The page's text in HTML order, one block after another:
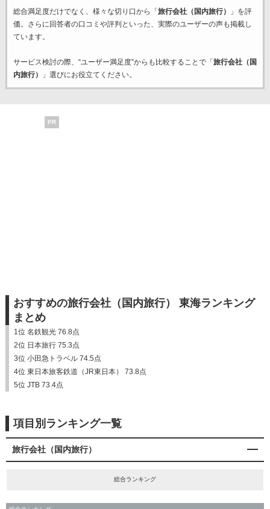
総合満足度だけでなく、様々な切り口から「旅行会社（国内旅行）
」を評
価。さらに回答者の口コミや評判といった、実際のユーザーの声も掲載し
ています。
サービス検討の際、“ユーザー満足度”からも比較することで「旅行会社（国
内旅行）
」選びにお役立てください。
PR
おすすめの旅行会社（国内旅行） 東海ランキング
まとめ
1位 名鉄観光 76.8点
2位 日本旅行 75.3点
3位 小田急トラベル 74.5点
4位 東日本旅客鉄道（JR東日本） 73.8点
5位 JTB 73.4点
項目別ランキング一覧
旅行会社（国内旅行）
総合ランキング